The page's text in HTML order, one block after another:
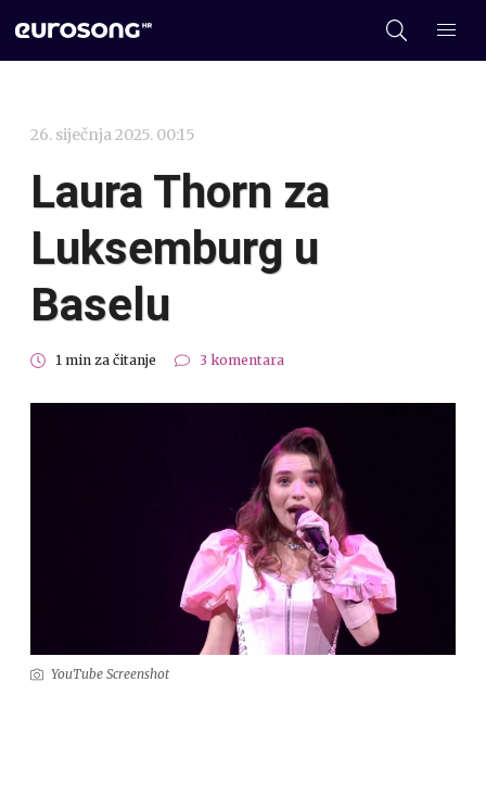
26. siječnja 2025. 00:15
Laura Thorn za
Luksemburg u
Baselu
1 min za čitanje 3 komentara
YouTube Screenshot